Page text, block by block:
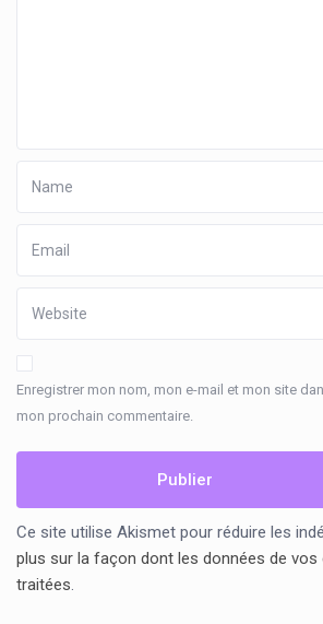
Enregistrer mon nom, mon e-mail et mon site
mon prochain commentaire.
Ce site utilise Akismet pour réduire les
plus sur la façon dont les données de
traitées.